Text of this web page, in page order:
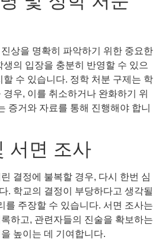
상을 명확히 파악하기 위한 중요한
의 입장을 충분히 반영할 수 있으
수 있습니다. 정학 처분 구제는 학
우, 이를 취소하거나 완화하기 위
증거와 자료를 통해 진행해야 합니
서면 조사
결정에 불복할 경우, 다시 한번 심
. 학교의 결정이 부당하다고 생각될
를 주장할 수 있습니다. 서면 조사는
하고, 관련자들의 진술을 확보하는
높이는 데 기여합니다.